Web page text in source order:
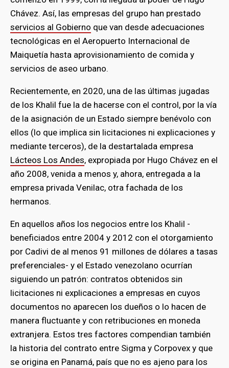
Chávez. Así, las empresas del grupo han prestado
servicios al Gobierno que van desde adecuaciones
tecnológicas en el Aeropuerto Internacional de
Maiquetía hasta aprovisionamiento de comida y
servicios de aseo urbano.
Recientemente, en 2020, una de las últimas jugadas
de los Khalil fue la de hacerse con el control, por la vía
de la asignación de un Estado siempre benévolo con
ellos (lo que implica sin licitaciones ni explicaciones y
mediante terceros), de la destartalada empresa
Lácteos Los Andes, expropiada por Hugo Chávez en el
año 2008, venida a menos y, ahora, entregada a la
empresa privada Venilac, otra fachada de los
hermanos.
En aquellos años los negocios entre los Khalil -
beneficiados entre 2004 y 2012 con el otorgamiento
por Cadivi de al menos 91 millones de dólares a tasas
preferenciales- y el Estado venezolano ocurrían
siguiendo un patrón: contratos obtenidos sin
licitaciones ni explicaciones a empresas en cuyos
documentos no aparecen los dueños o lo hacen de
manera fluctuante y con retribuciones en moneda
extranjera. Estos tres factores compendian también
la historia del contrato entre Sigma y Corpovex y que
se origina en Panamá, país que no es ajeno para los